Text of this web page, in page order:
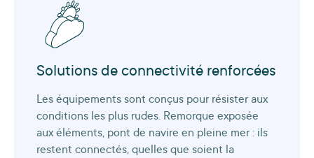
Solutions de connectivité renforcées
Les équipements sont conçus pour résister aux
conditions les plus rudes. Remorque exposée
aux éléments, pont de navire en pleine mer : ils
restent connectés, quelles que soient la